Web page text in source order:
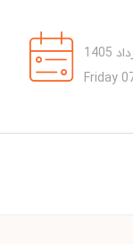
Friday